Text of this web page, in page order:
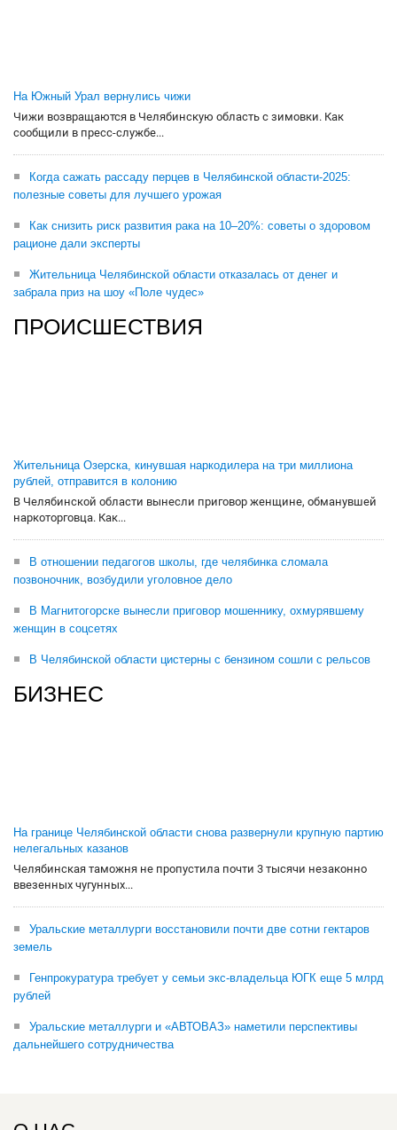
На Южный Урал вернулись чижи
Чижи возвращаются в Челябинскую область с зимовки. Как
сообщили в пресс-службе...
Когда сажать рассаду перцев в Челябинской области-2025:
полезные советы для лучшего урожая
Как снизить риск развития рака на 10–20%: советы о здоровом
рационе дали эксперты
Жительница Челябинской области отказалась от денег и
забрала приз на шоу «Поле чудес»
ПРОИСШЕСТВИЯ
Жительница Озерска, кинувшая наркодилера на три миллиона
рублей, отправится в колонию
В Челябинской области вынесли приговор женщине, обманувшей
наркоторговца. Как...
В отношении педагогов школы, где челябинка сломала
позвоночник, возбудили уголовное дело
В Магнитогорске вынесли приговор мошеннику, охмурявшему
женщин в соцсетях
В Челябинской области цистерны с бензином сошли с рельсов
БИЗНЕС
На границе Челябинской области снова развернули крупную партию
нелегальных казанов
Челябинская таможня не пропустила почти 3 тысячи незаконно
ввезенных чугунных...
Уральские металлурги восстановили почти две сотни гектаров
земель
Генпрокуратура требует у семьи экс-владельца ЮГК еще 5 млрд
рублей
Уральские металлурги и «АВТОВАЗ» наметили перспективы
дальнейшего сотрудничества